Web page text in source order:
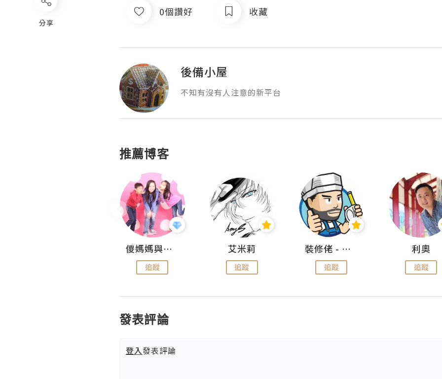
分享
0個讚好 收藏
後備小屋
不知有沒有人注意的新平台
推薦博客
儍媽媽與兩隻小魔怪之家
追蹤
艾米莉
追蹤
裝修佬 - 香港一站式網上裝修平台
追蹤
利奧
追蹤
發表評論
登入發表評論